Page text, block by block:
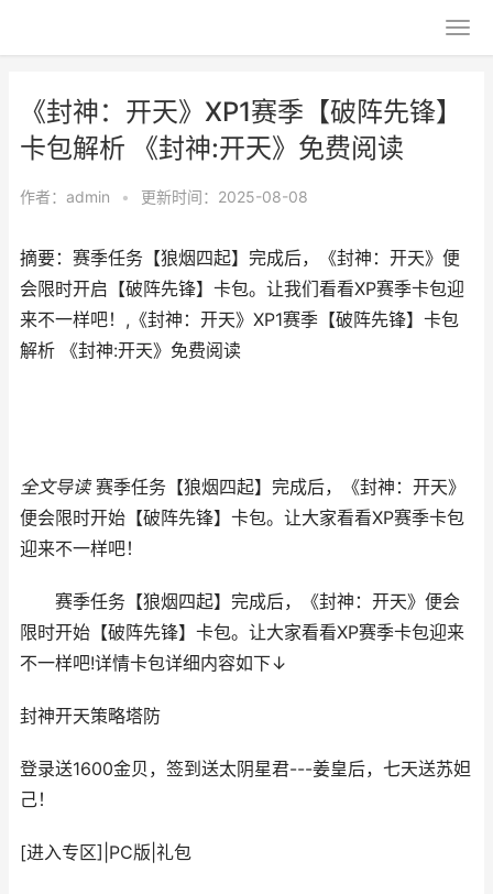
《封神：开天》XP1赛季【破阵先锋】
卡包解析 《封神:开天》免费阅读
作者： admin • 更新时间：2025-08-08
摘要：赛季任务【狼烟四起】完成后，《封神：开天》便
会限时开启【破阵先锋】卡包。让我们看看XP赛季卡包迎
来不一样吧！,《封神：开天》XP1赛季【破阵先锋】卡包
解析 《封神:开天》免费阅读
全文导读赛季任务【狼烟四起】完成后，《封神：开天》
便会限时开始【破阵先锋】卡包。让大家看看XP赛季卡包
迎来不一样吧！
赛季任务【狼烟四起】完成后，《封神：开天》便会
限时开始【破阵先锋】卡包。让大家看看XP赛季卡包迎来
不一样吧!详情卡包详细内容如下↓
封神开天策略塔防
登录送1600金贝，签到送太阴星君---姜皇后，七天送苏妲
己！
[进入专区] PC版 礼包